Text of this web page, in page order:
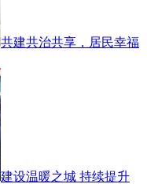
共建共治共享，居民幸福
建设温暖之城 持续提升